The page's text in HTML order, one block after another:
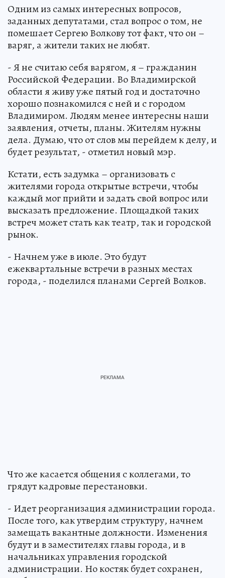
Одним из самых интересных вопросов,
заданных депутатами, стал вопрос о том, не
помешает Сергею Волкову тот факт, что он –
варяг, а жители таких не любят.
- Я не считаю себя варягом, я – гражданин
Российской Федерации. Во Владимирской
области я живу уже пятый год и достаточно
хорошо познакомился с ней и с городом
Владимиром. Людям менее интересны наши
заявления, отчеты, планы. Жителям нужны
дела. Думаю, что от слов мы перейдем к делу, и
будет результат, - отметил новый мэр.
Кстати, есть задумка – организовать с
жителями города открытые встречи, чтобы
каждый мог прийти и задать свой вопрос или
высказать предложение. Площадкой таких
встреч может стать как театр, так и городской
рынок.
- Начнем уже в июле. Это будут
ежеквартальные встречи в разных местах
города, - поделился планами Сергей Волков.
Что же касается общения с коллегами, то
грядут кадровые перестановки.
- Идет реорганизация администрации города.
После того, как утвердим структуру, начнем
замещать вакантные должности. Изменения
будут и в заместителях главы города, и в
начальниках управления городской
администрации. Но костяк будет сохранен,